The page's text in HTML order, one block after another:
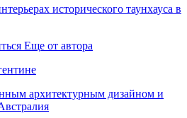
исторического таунхауса в
Еще от автора
архитектурным дизайном и